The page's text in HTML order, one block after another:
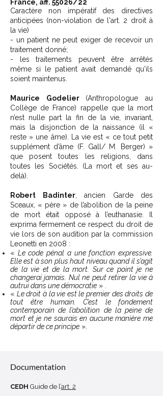
France, aff. 55026/22
Caractère non impératif des directives
anticipées (non-violation de l'art. 2 droit à
la vie)
- un patient ne peut exiger de recevoir un
traitement donné;
- les traitements peuvent être arrêtés
même si le patient avait demandé qu'ils
soient maintenus.
Maurice Godelier (Anthropologue au
Collège de France) rappelle que la mort
n’est nulle part la fin de la vie, invariant,
mais la disjonction de la naissance (il «
reste » une âme). La vie est « ce tout petit
supplément d’âme (F. Gall/ M. Berger) »
que posent toutes les religions, dans
toutes les Sociétés. (La mort et ses au-
delà).
Robert Badinter, ancien Garde des
Sceaux, « père » de l’abolition de la peine
de mort était opposé à l’euthanasie. Il
exprima fermement ce respect du droit de
vie lors de son audition par la commission
Leonetti en 2008 :
« Le code pénal a une fonction expressive.
Elle est à son plus haut niveau quand il s’agit
de la vie et de la mort. Sur ce point je ne
changerai jamais. Nul ne peut retirer la vie à
autrui dans une démocratie » .
« Le droit à la vie est le premier des droits de
tout être humain. C’est le fondement
contemporain de l’abolition de la peine de
mort et je ne saurais en aucune manière me
départir de ce principe ».
Documentation
CEDH Guide de l’art. 2